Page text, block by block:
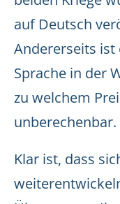
auf Deutsch
Andererseits ist
Sprache in der
zu welchem
unberechenbar.
Klar ist, dass